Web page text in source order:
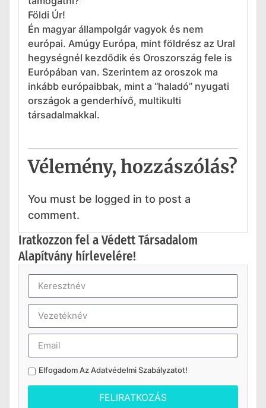
Földi Úr!
Én magyar állampolgár vagyok és nem
európai. Amúgy Európa, mint földrész az Ural
hegységnél kezdődik és Oroszország fele is
Európában van. Szerintem az oroszok ma
inkább európaibbak, mint a “haladó” nyugati
országok a genderhívő, multikulti
társadalmakkal.
Vélemény, hozzászólás?
You must be logged in to post a
comment.
Iratkozzon fel a Védett Társadalom
Alapítvány hírlevelére!
Elfogadom AzAdatvédelmi Szabályzatot!
FELIRATKOZÁS